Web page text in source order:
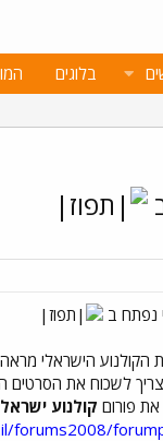
בלוגים
נפתח ב
הקולנוע הישראלי
לשכוח את
פורום קולנוע
forums2008/